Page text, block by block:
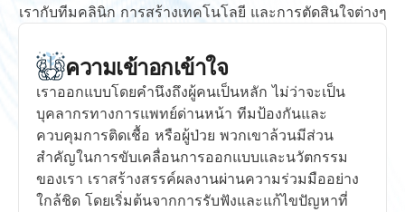
เรากับทีมคลินิก การสร้างเทคโนโลยี และการตัดสินใจต่างๆ
ความเข้าอกเข้าใจ
เราออกแบบโดยคำนึงถึงผู้คนเป็นหลัก ไม่ว่าจะเป็น
บุคลากรทางการแพทย์ด่านหน้า ทีมป้องกันและ
ควบคุมการติดเชื้อ หรือผู้ป่วย พวกเขาล้วนมีส่วน
สำคัญในการขับเคลื่อนการออกแบบและนวัตกรรม
ของเรา เราสร้างสรรค์ผลงานผ่านความร่วมมืออย่าง
ใกล้ชิด โดยเริ่มต้นจากการรับฟังและแก้ไขปัญหาที่